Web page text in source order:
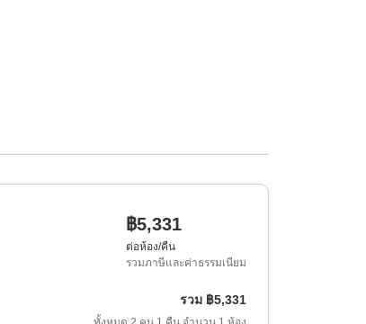
฿5,331
ต่อห้อง/คืน
รวมภาษีและค่าธรรมเนียม
รวม ฿5,331